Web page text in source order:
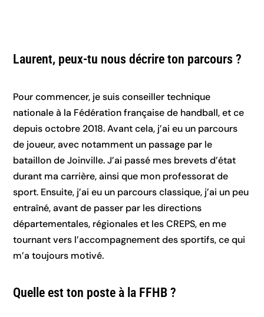
Laurent, peux-tu nous décrire ton parcours ?
Pour commencer, je suis conseiller technique
nationale à la Fédération française de handball, et ce
depuis octobre 2018. Avant cela, j’ai eu un parcours
de joueur, avec notamment un passage par le
bataillon de Joinville. J’ai passé mes brevets d’état
durant ma carrière, ainsi que mon professorat de
sport. Ensuite, j’ai eu un parcours classique, j’ai un peu
entraîné, avant de passer par les directions
départementales, régionales et les CREPS, en me
tournant vers l’accompagnement des sportifs, ce qui
m’a toujours motivé.
Quelle est ton poste à la FFHB ?